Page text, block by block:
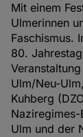
Mit einem
Ulmerinnen
Faschismus.
80.
Ulm/Neu-
Kuhberg
Ulm und der